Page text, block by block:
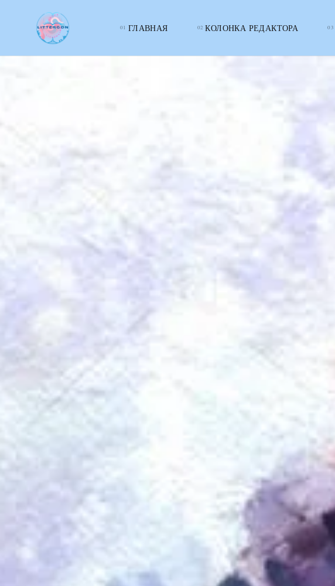
LITTERcon
ГЛАВНАЯ КОЛОНКА РЕДАКТОРА